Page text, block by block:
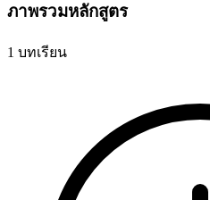
ภาพรวมหลักสูตร
1 บทเรียน